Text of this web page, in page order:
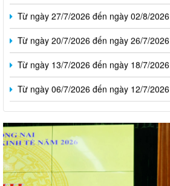
Từ ngày 27/7/2026 đến ngày 02/8/2026
Từ ngày 20/7/2026 đến ngày 26/7/2026
Từ ngày 13/7/2026 đến ngày 18/7/2026
Từ ngày 06/7/2026 đến ngày 12/7/2026